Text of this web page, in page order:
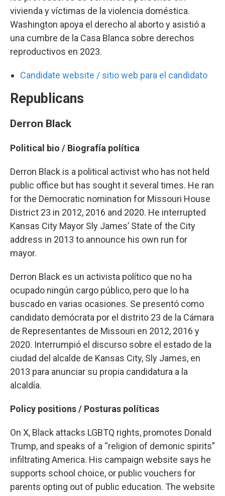
vivienda y víctimas de la violencia doméstica.
Washington apoya el derecho al aborto y asistió a
una cumbre de la Casa Blanca sobre derechos
reproductivos en 2023.
Candidate website / sitio web para el candidato
Republicans
Derron Black
Political bio / Biografía política
Derron Black is a political activist who has not held
public office but has sought it several times. He ran
for the Democratic nomination for Missouri House
District 23 in 2012, 2016 and 2020. He interrupted
Kansas City Mayor Sly James’ State of the City
address in 2013 to announce his own run for
mayor.
Derron Black es un activista político que no ha
ocupado ningún cargo público, pero que lo ha
buscado en varias ocasiones. Se presentó como
candidato demócrata por el distrito 23 de la Cámara
de Representantes de Missouri en 2012, 2016 y
2020. Interrumpió el discurso sobre el estado de la
ciudad del alcalde de Kansas City, Sly James, en
2013 para anunciar su propia candidatura a la
alcaldía.
Policy positions / Posturas políticas
On X, Black attacks LGBTQ rights, promotes Donald
Trump, and speaks of a “religion of demonic spirits”
infiltrating America. His campaign website says he
supports school choice, or public vouchers for
parents opting out of public education. The website